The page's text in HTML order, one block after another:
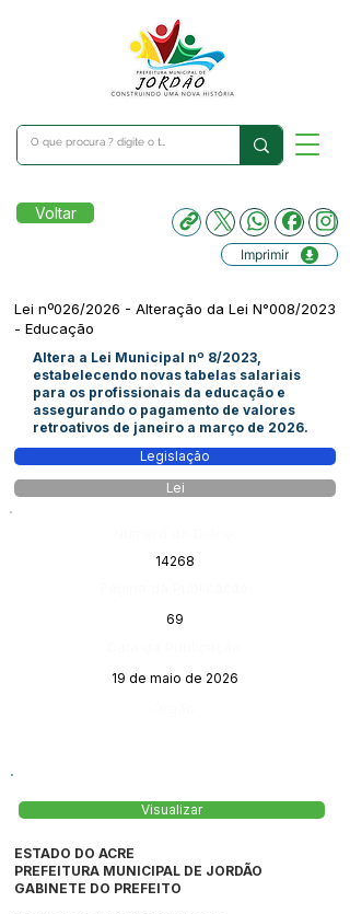
Voltar
Imprimir
Lei nº026/2026 - Alteração da Lei N°008/2023
- Educação
Altera a Lei Municipal nº 8/2023,
estabelecendo novas tabelas salariais
para os profissionais da educação e
assegurando o pagamento de valores
retroativos de janeiro a março de 2026.
Legislação
Lei
14268
69
19 de maio de 2026
Visualizar
ESTADO DO ACRE
PREFEITURA MUNICIPAL DE JORDÃO
GABINETE DO PREFEITO